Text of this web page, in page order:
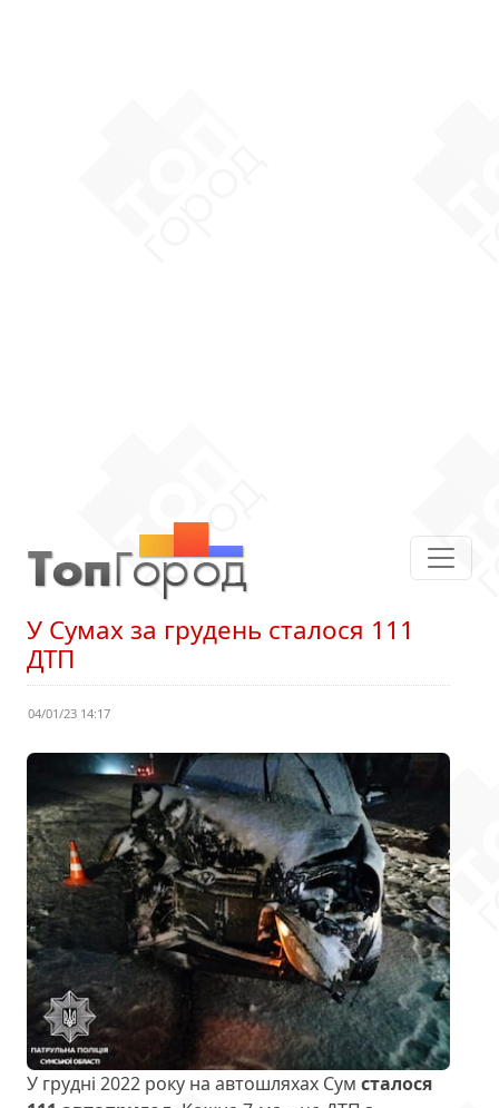
У Сумах за грудень сталося 111
ДТП
04/01/23 14:17
У грудні 2022 року на автошляхах Сум сталося